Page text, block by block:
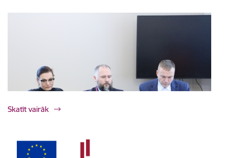
Skatīt vairāk